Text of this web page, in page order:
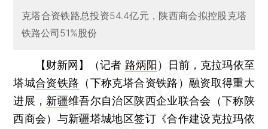
克塔合资铁路总投资54.4亿元，陕西商会拟控股克塔
铁路公司51%股份
【财新网】（记者 路炳阳 ）
日前，克拉玛依至
塔城合资铁路 （下称克塔合资铁路）融资取得重大
进展， 新疆维吾尔自治区陕西企业联合会（下称陕
西商会）与新疆塔城地区签订《合作建设克拉玛依